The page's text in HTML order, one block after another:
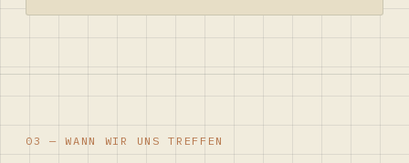
03 — WANN WIR UNS TREFFEN